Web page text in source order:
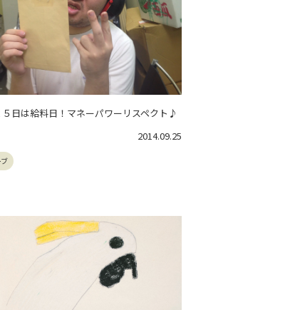
５日は給料日！マネーパワーリスペクト♪
2014.09.25